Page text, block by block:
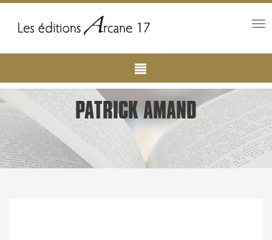
contenu
principal
navigation
PATRICK AMAND